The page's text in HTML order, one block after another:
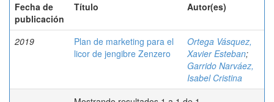
Fecha de
publicación
Título Autor(es)
2019
Plan de marketing para el
licor de jengibre Zenzero
Ortega Vásquez,
Xavier Esteban;
Garrido Narváez,
Isabel Cristina